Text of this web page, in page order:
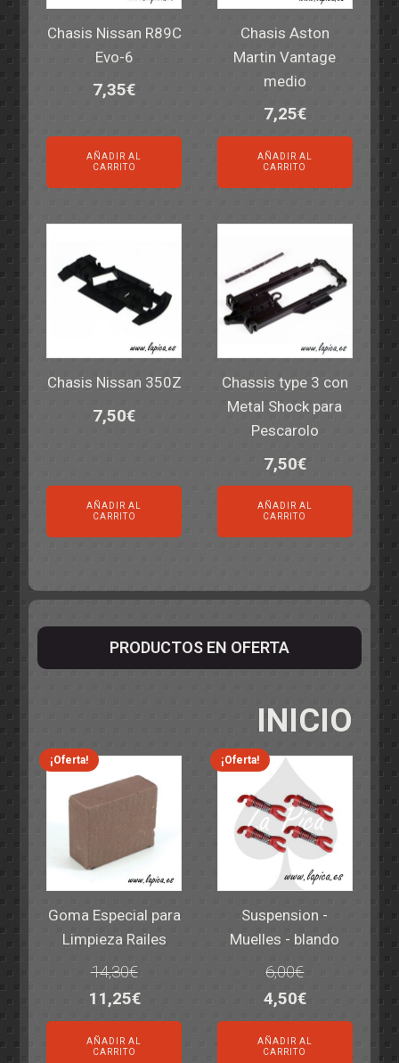
Chasis Nissan R89C
Evo-6
7,35€
AÑADIR AL
CARRITO
Chasis Aston
Martin Vantage
medio
7,25€
AÑADIR AL
CARRITO
Chasis Nissan 350Z
7,50€
AÑADIR AL
CARRITO
Chassis type 3 con
Metal Shock para
Pescarolo
7,50€
AÑADIR AL
CARRITO
PRODUCTOS EN OFERTA
INICIO
¡Oferta!
Goma Especial para
Limpieza Railes
14,30€
El
precio
original
11,25€El
precio
actual
AÑADIR AL
CARRITO
¡Oferta!
Suspension -
Muelles - blando
6,00€
El
precio
original
4,50€El
precio
actual
AÑADIR AL
CARRITO